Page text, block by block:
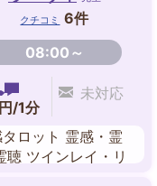
クチコミ
6件
08:00～
/1分
未対応
ロット 霊感・霊
聴 ツインレイ・リ